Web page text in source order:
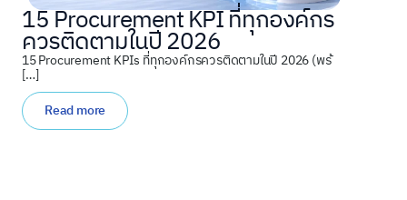
15 Procurement KPI ที่ทุกองค์กร
ควรติดตามในปี 2026
15 Procurement KPIs ที่ทุกองค์กรควรติดตามในปี 2026 (พร้
[…]
Read more